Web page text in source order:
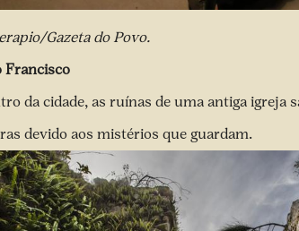
Gazeta do Povo.
Francisco
da cidade, as ruínas de uma antiga
devido aos mistérios que guardam.